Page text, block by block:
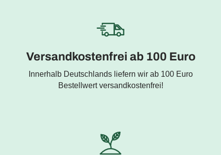
Versandkostenfrei ab 100 Euro
Innerhalb Deutschlands liefern wir ab 100 Euro
Bestellwert versandkostenfrei!